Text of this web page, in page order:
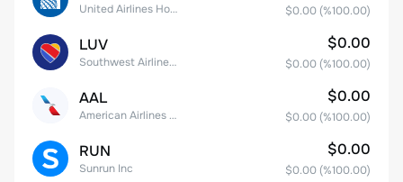
United Airlines Holdings, Inc. Common Stock $0.00 (%100.00)
LUV
Southwest Airlines Co.
$0.00
$0.00 (%100.00)
AAL
American Airlines Group Inc.
$0.00
$0.00 (%100.00)
RUN
Sunrun Inc
$0.00
$0.00 (%100.00)